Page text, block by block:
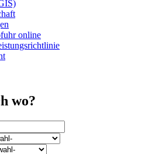
online
wo?